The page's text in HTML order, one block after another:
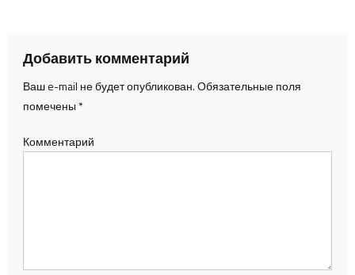
Добавить комментарий
Ваш e-mail не будет опубликован.Обязательные поля
помечены *
Комментарий